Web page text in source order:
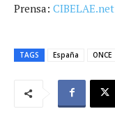
Prensa: CIBELAE.net
TAGS España ONCE